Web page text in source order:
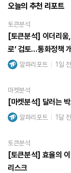
오늘의 추천 리포트
토큰분석
[토큰분석] 이더리움
로’ 검토…통화정책
알파리포트 1일 전
마켓분석
[마켓분석] 달러는
알파리포트 1달 전
토큰분석
[토큰분석] 효율의
리스크